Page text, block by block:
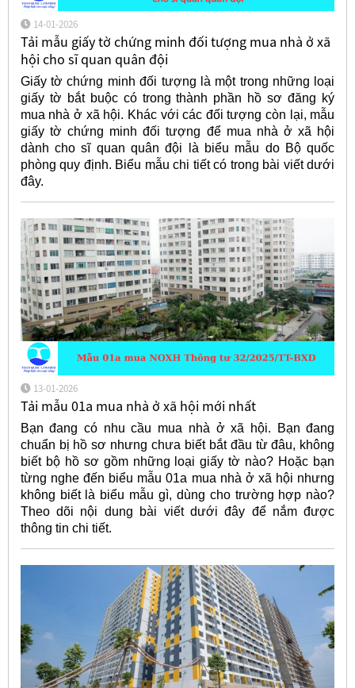
14-01-2026
Tải mẫu giấy tờ chứng minh đối tượng mua nhà ở xã
hội cho sĩ quan quân đội
Giấy tờ chứng minh đối tượng là một trong những loại
giấy tờ bắt buộc có trong thành phần hồ sơ đăng ký
mua nhà ở xã hội. Khác với các đối tượng còn lại, mẫu
giấy tờ chứng minh đối tượng để mua nhà ở xã hội
dành cho sĩ quan quân đội là biểu mẫu do Bộ quốc
phòng quy định. Biểu mẫu chi tiết có trong bài viết dưới
đây.
13-01-2026
Tải mẫu 01a mua nhà ở xã hội mới nhất
Bạn đang có nhu cầu mua nhà ở xã hội. Bạn đang
chuẩn bị hồ sơ nhưng chưa biết bắt đầu từ đâu, không
biết bộ hồ sơ gồm những loại giấy tờ nào? Hoặc bạn
từng nghe đến biểu mẫu 01a mua nhà ở xã hội nhưng
không biết là biểu mẫu gì, dùng cho trường hợp nào?
Theo dõi nội dung bài viết dưới đây để nắm được
thông tin chi tiết.